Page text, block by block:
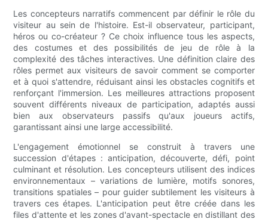
Les concepteurs narratifs commencent par définir le rôle du
visiteur au sein de l'histoire. Est-il observateur, participant,
héros ou co-créateur ? Ce choix influence tous les aspects,
des costumes et des possibilités de jeu de rôle à la
complexité des tâches interactives. Une définition claire des
rôles permet aux visiteurs de savoir comment se comporter
et à quoi s'attendre, réduisant ainsi les obstacles cognitifs et
renforçant l'immersion. Les meilleures attractions proposent
souvent différents niveaux de participation, adaptés aussi
bien aux observateurs passifs qu'aux joueurs actifs,
garantissant ainsi une large accessibilité.
L'engagement émotionnel se construit à travers une
succession d'étapes : anticipation, découverte, défi, point
culminant et résolution. Les concepteurs utilisent des indices
environnementaux – variations de lumière, motifs sonores,
transitions spatiales – pour guider subtilement les visiteurs à
travers ces étapes. L'anticipation peut être créée dans les
files d'attente et les zones d'avant-spectacle en distillant des